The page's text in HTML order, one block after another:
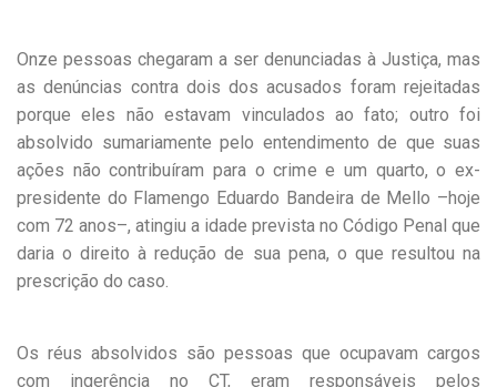
Onze pessoas chegaram a ser denunciadas à Justiça, mas
as denúncias contra dois dos acusados foram rejeitadas
porque eles não estavam vinculados ao fato; outro foi
absolvido sumariamente pelo entendimento de que suas
ações não contribuíram para o crime e um quarto, o ex-
presidente do Flamengo Eduardo Bandeira de Mello –hoje
com 72 anos–, atingiu a idade prevista no Código Penal que
daria o direito à redução de sua pena, o que resultou na
prescrição do caso.
Os réus absolvidos são pessoas que ocupavam cargos
com ingerência no CT, eram responsáveis pelos